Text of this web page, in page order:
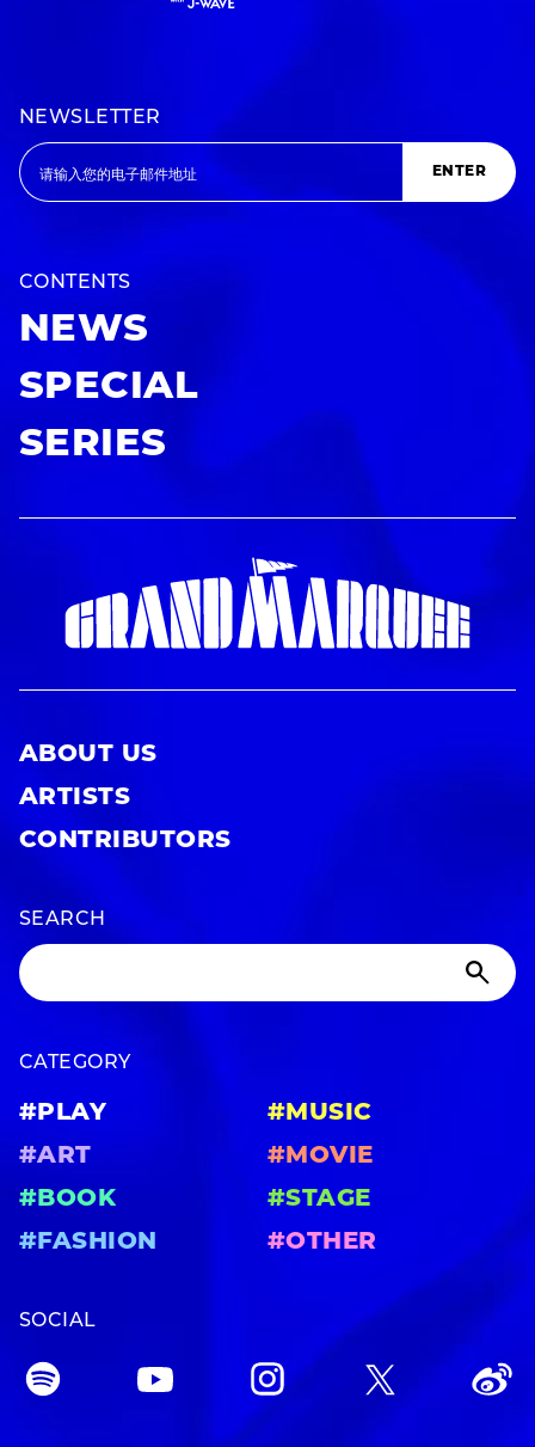
NEWSLETTER
ENTER
CONTENTS
NEWS
SPECIAL
SERIES
ABOUT US
ARTISTS
CONTRIBUTORS
SEARCH
CATEGORY
#PLAY
#MUSIC
#ART
#MOVIE
#BOOK
#STAGE
#FASHION
#OTHER
SOCIAL